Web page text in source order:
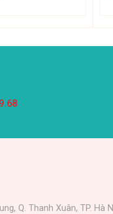
Q. Thanh Xuân, TP. Hà